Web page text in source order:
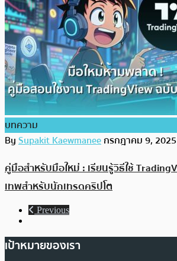
บทความ
BySupakit Kaewmaneeกรกฎาคม 9, 2025
คู่มือสำหรับมือใหม่ : เรียนรู้วิธีใช้
เทพสำหรับนักเทรดคริปโต
Previous
เป้าหมายของเรา